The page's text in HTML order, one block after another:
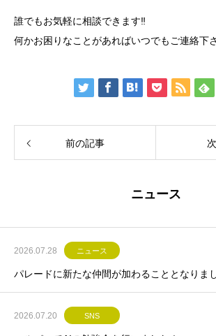
誰でもお気軽に相談できます‼️
何かお困りなことがあればいつでもご連絡下
前の記事
ニュース
2026.07.28 ニュース
パレードに新たな仲間が加わることとなりま
2026.07.20 SNS